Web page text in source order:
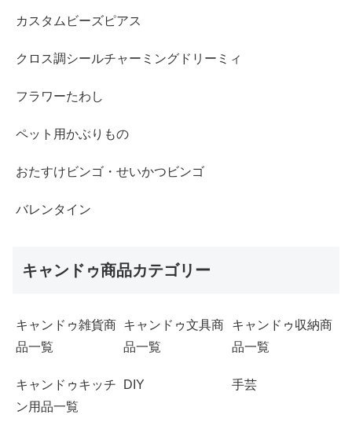
カスタムビーズピアス
クロス調シールチャーミングドリーミィ
フラワーたわし
ペット用かぶりもの
おたすけビンゴ・せいかつビンゴ
バレンタイン
キャンドゥ商品カテゴリー
キャンドゥ雑貨商
品一覧
キャンドゥ文具商
品一覧
キャンドゥ収納商
品一覧
キャンドゥキッチ
ン用品一覧
DIY 手芸